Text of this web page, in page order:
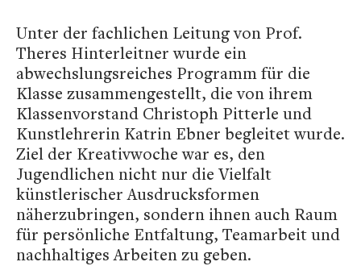
Unter der fachlichen Leitung von Prof.
Theres Hinterleitner wurde ein
abwechslungsreiches Programm für die
Klasse zusammengestellt, die von ihrem
Klassenvorstand Christoph Pitterle und
Kunstlehrerin Katrin Ebner begleitet wurde.
Ziel der Kreativwoche war es, den
Jugendlichen nicht nur die Vielfalt
künstlerischer Ausdrucksformen
näherzubringen, sondern ihnen auch Raum
für persönliche Entfaltung, Teamarbeit und
nachhaltiges Arbeiten zu geben.